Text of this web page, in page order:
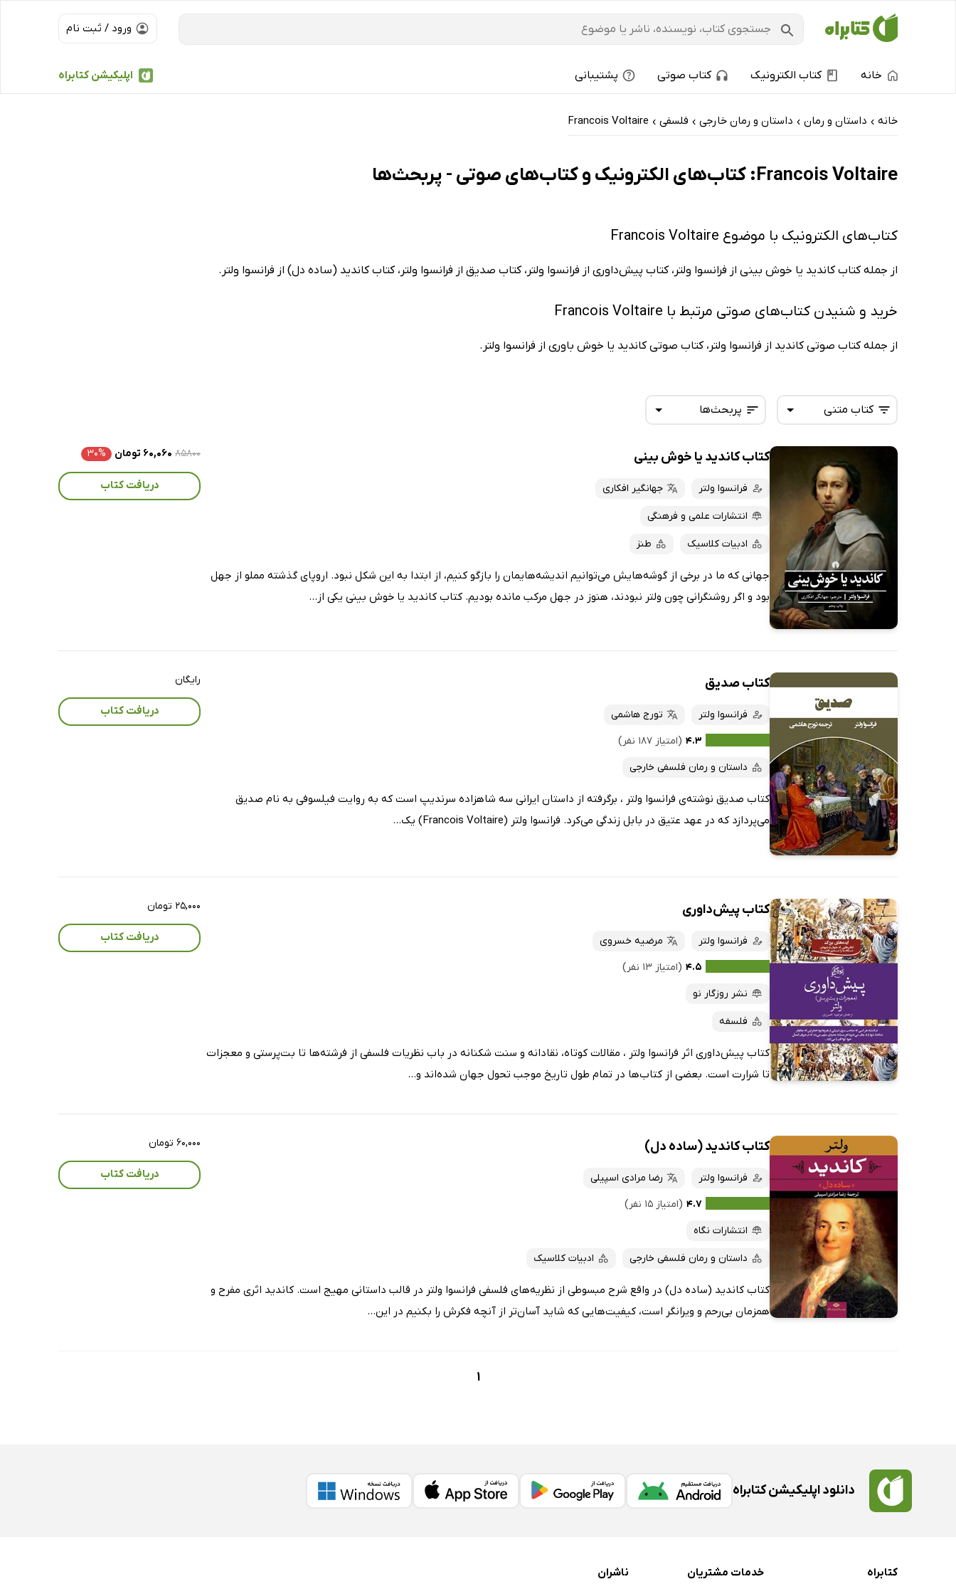
ورود / ثبت نام
اپلیکیشن کتابراه خانه کتاب الکترونیک کتاب صوتی پشتیبانی
خانه › داستان و رمان › داستان و رمان خارجی › فلسفی ›
Francois Voltaire
Francois Voltaire: کتاب‌های الکترونیک و کتاب‌های صوتی - پربحث‌ها
کتاب‌های الکترونیک با موضوع Francois Voltaire
از جمله کتاب کاندید یا خوش بینی از فرانسوا ولتر، کتاب پیش‌داوری از فرانسوا ولتر، کتاب صدیق از فرانسوا ولتر، کتاب کاندید (ساده دل) از فرانسوا ولتر.
خرید و شنیدن کتاب‌های صوتی مرتبط با Francois Voltaire
از جمله کتاب صوتی کاندید از فرانسوا ولتر، کتاب صوتی کاندید یا خوش باوری از فرانسوا ولتر.
پربحث‌ها
تازه‌ها
داغ‌ترین‌ها
پرفروش‌ها
پربحث‌ها
کتاب متنی
همه کتاب‌ها
کتاب‌های صوتی
کتاب‌های متنی
کتاب کاندید یا خوش بینی
فرانسوا ولتر جهانگیر افکاری
انتشارات علمی و فرهنگی
ادبیات کلاسیک طنز
جهانی که ما در برخی از گوشه‌هایش می‌توانیم اندیشه‌هایمان را بازگو کنیم، از ابتدا به این شکل نبود. اروپای گذشته مملو از جهل
بود و اگر روشنگرانی چون ولتر نبودند، هنوز در جهل مرکب مانده بودیم. کتاب کاندید یا خوش بینی یکی از...
۸۵۸۰۰ ۶۰,۰۶۰ تومان ۳۰%
دریافت کتاب
کتاب صدیق
فرانسوا ولتر
تورج هاشمی
۴.۳ (امتیاز ۱۸۷ نفر)
داستان و رمان فلسفی خارجی
کتاب صدیق نوشته‌ی فرانسوا ولتر ، برگرفته از داستان ایرانی سه شاهزاده سرندیپ است که به روایت فیلسوفی به نام صدیق
می‌پردازد که در عهد عتیق در بابل زندگی می‌کرد. فرانسوا ولتر (Francois Voltaire) یک...
رایگان
دریافت کتاب
کتاب پیش‌داوری
فرانسوا ولتر
مرضیه خسروی
۴.۵ (امتیاز ۱۳ نفر)
نشر روزگار نو
فلسفه
کتاب پیش‌داوری اثر فرانسوا ولتر ، مقالات کوتاه، نقادانه و سنت شکنانه در باب نظریات فلسفی از فرشته‌ها تا بت‌پرستی و معجزات
تا شرارت است. بعضی از کتاب‌ها در تمام طول تاریخ موجب تحول جهان شده‌اند و...
۲۵,۰۰۰ تومان
دریافت کتاب
کتاب کاندید (ساده دل)
فرانسوا ولتر
رضا مرادی اسپیلی
۴.۷ (امتیاز ۱۵ نفر)
انتشارات نگاه
داستان و رمان فلسفی خارجی ادبیات کلاسیک
کتاب کاندید (ساده دل) در واقع شرح مبسوطی از نظریه‌های فلسفی فرانسوا ولتر در قالب داستانی مهیج است. کاندید اثری مفرح و
همزمان بى‌رحم و ویرانگر است، کیفیت‌هایى که شاید آسان‌تر از آنچه فکرش را بکنیم در این...
۶۰,۰۰۰ تومان
دریافت کتاب
1
دانلود اپلیکیشن کتابراه
کتابراه
خدمات مشتریان
ناشران